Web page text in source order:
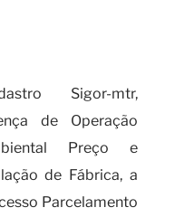
Sigor-mtr,
de Operação
Preço e
de Fábrica, a
Parcelamento